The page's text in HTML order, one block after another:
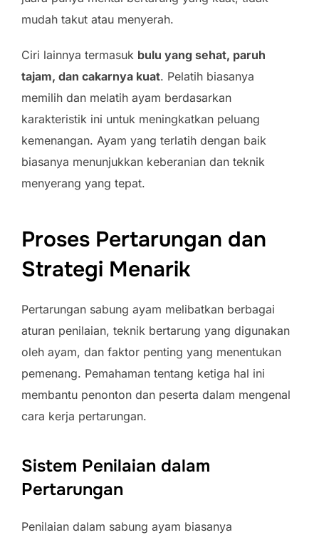
mudah takut atau menyerah.
Ciri lainnya termasuk bulu yang sehat, paruh
tajam, dan cakarnya kuat. Pelatih biasanya
memilih dan melatih ayam berdasarkan
karakteristik ini untuk meningkatkan peluang
kemenangan. Ayam yang terlatih dengan baik
biasanya menunjukkan keberanian dan teknik
menyerang yang tepat.
Proses Pertarungan dan
Strategi Menarik
Pertarungan sabung ayam melibatkan berbagai
aturan penilaian, teknik bertarung yang digunakan
oleh ayam, dan faktor penting yang menentukan
pemenang. Pemahaman tentang ketiga hal ini
membantu penonton dan peserta dalam mengenal
cara kerja pertarungan.
Sistem Penilaian dalam
Pertarungan
Penilaian dalam sabung ayam biasanya